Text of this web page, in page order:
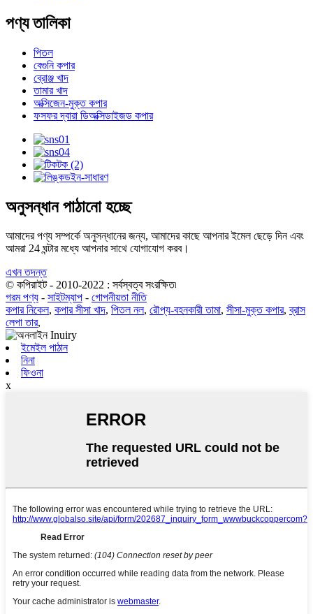
পণ্য তালিকা
পিতল
বেগুনি কপার
ব্রোঞ্জ খাদ
তামার খাদ
অক্সিজেন-মুক্ত কপার
ফসফর দ্বারা ডিঅক্সিডাইজড কপার
অনুসন্ধান পাঠানো হচ্ছে
আমাদের পণ্য সম্পর্কে অনুসন্ধানের জন্য, আমাদের কাছে আপনার ইমেল ছেড়ে দিন এবং
আমরা 24 ঘন্টার মধ্যে আপনার সাথে যোগাযোগ করব।
এখন তদন্ত
© কপিরাইট - 2010-2022 : সর্বস্বত্ব সংরক্ষিত৷
গরম পণ্য - সাইটম্যাপ - গোপনীয়তা নীতি
কপার নিকেল, কপার সীসা খাদ, পিতল নল, রৌপ্য-বহনকারী তামা, সীসা-মুক্ত কপার,ব্রাস
লেপা তার,
ইমেইল পাঠান
নিনা
ফিওনা
x